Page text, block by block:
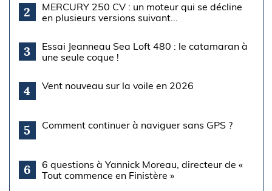
2
MERCURY 250 CV : un moteur qui se décline
en plusieurs versions suivant...
3
Essai Jeanneau Sea Loft 480 : le catamaran à
une seule coque !
4 Vent nouveau sur la voile en 2026
5 Comment continuer à naviguer sans GPS ?
6
6 questions à Yannick Moreau, directeur de «
Tout commence en Finistère »